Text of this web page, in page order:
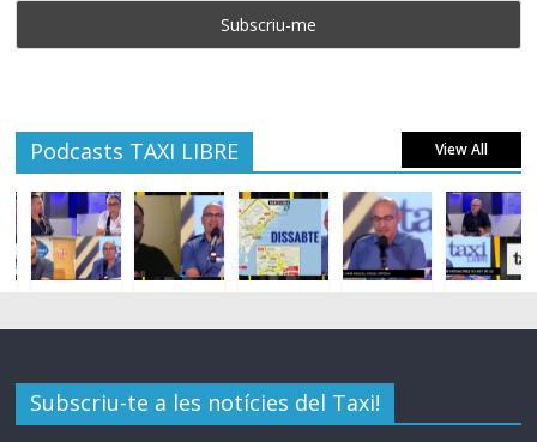
Podcasts TAXI LIBRE View All
Subscriu-te a les notícies del Taxi!